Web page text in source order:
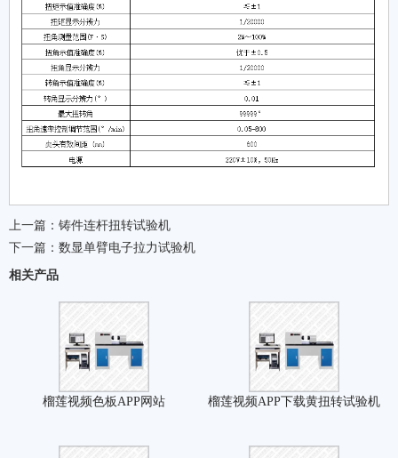
上一篇： 铸件连杆扭转试验机
下一篇： 数显单臂电子拉力试验机
相关产品
榴莲视频色板APP网站 榴莲视频APP下载黄扭转试验机